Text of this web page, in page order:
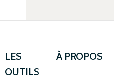
LES
OUTILS
À PROPOS